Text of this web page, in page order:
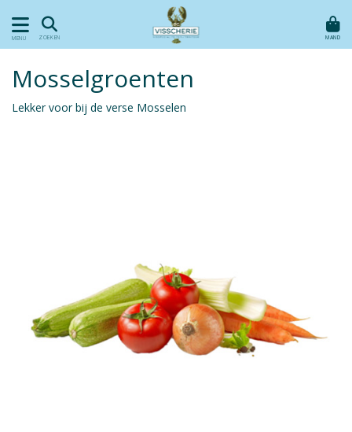
MENU ZOEKEN MAND
Mosselgroenten
Lekker voor bij de verse Mosselen